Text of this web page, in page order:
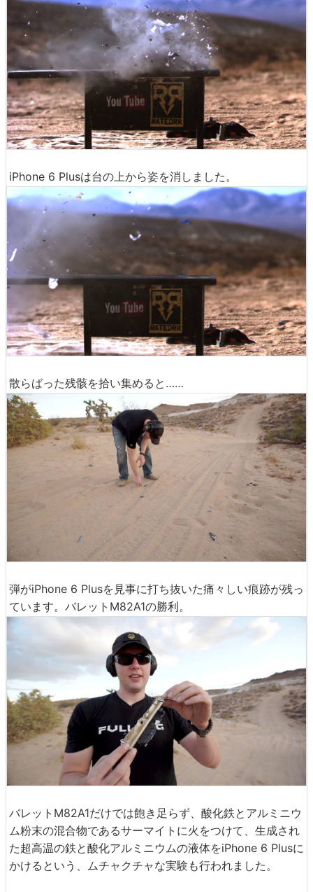
iPhone 6 Plusは台の上から姿を消しました。
散らばった残骸を拾い集めると……
弾がiPhone 6 Plusを見事に打ち抜いた痛々しい痕跡が残っ
ています。バレットM82A1の勝利。
バレットM82A1だけでは飽き足らず、酸化鉄とアルミニウ
ム粉末の混合物であるサーマイトに火をつけて、生成され
た超高温の鉄と酸化アルミニウムの液体をiPhone 6 Plusに
かけるという、ムチャクチャな実験も行われました。